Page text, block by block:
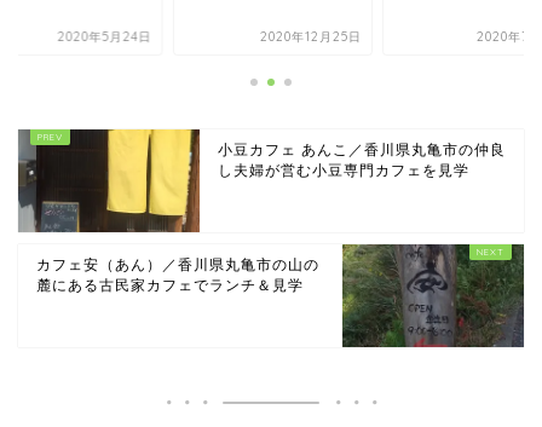
2020年5月24日 2020年12月25日 2020年7
小豆カフェ あんこ／香川県丸亀市の仲良
し夫婦が営む小豆専門カフェを見学
カフェ安（あん）／香川県丸亀市の山の
麓にある古民家カフェでランチ＆見学